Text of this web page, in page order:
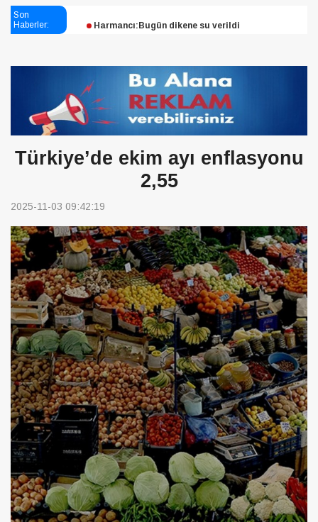
Son
Haberler:
Harmancı:Bugün dikene su verildi
Derneği:Vicdanlarınız tutsak, kalemleriniz esir
Türkiye’de ekim ayı enflasyonu
2,55
2025-11-03 09:42:19